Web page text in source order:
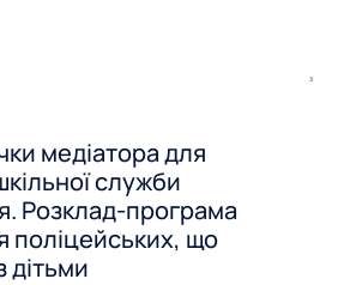
медіатора для
служби
Розклад-програма
поліцейських, що
дітьми